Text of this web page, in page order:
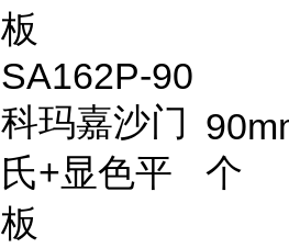
板
SA162P-90
科玛嘉沙门
氏+显色平
板
个